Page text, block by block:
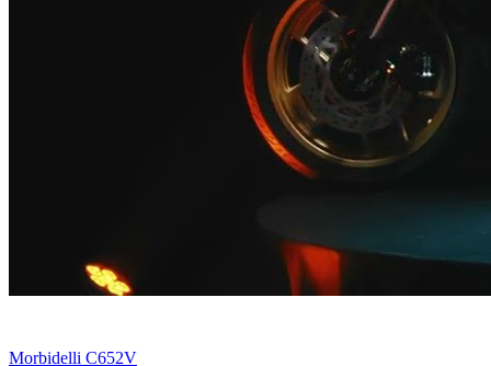
Morbidelli C652V